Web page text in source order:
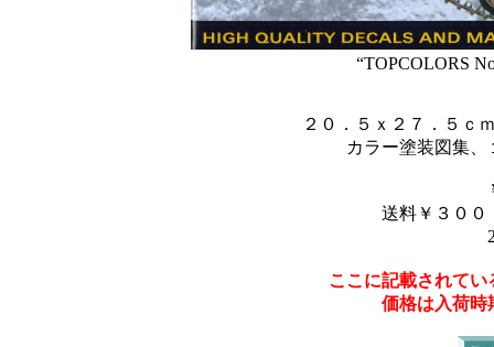
“TOPCOLORS
２０．５ｘ２７．５ｃ
カラー塗装図集
送料￥３００
ここに記載されて
価格は入荷時